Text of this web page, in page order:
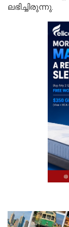
ലഭിച്ചിരുന്നു.